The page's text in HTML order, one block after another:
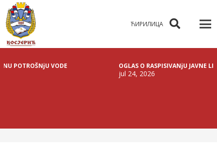
ЋИРИЛИЦА
VODE OGLAS O RASPISIVANjU JAVNE
jul 24, 2026